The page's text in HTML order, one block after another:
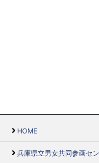
HOME
兵庫県立男女共同参画セ